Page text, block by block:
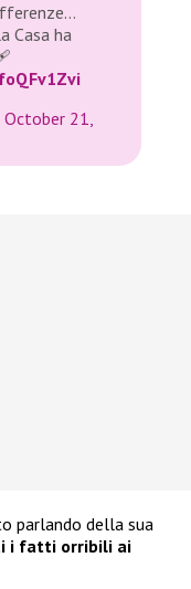
Casa ha
October 21,
parlando della sua
i fatti orribili ai